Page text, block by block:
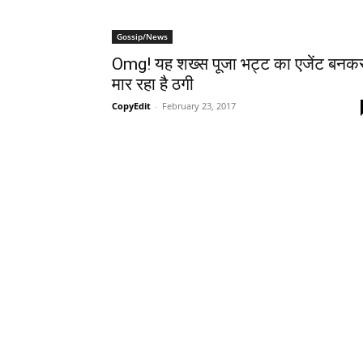
Gossip/News
Omg! यह शख्‍स पूजा भट्ट का एजेंट
मार रहा है ठगी
CopyEdit - February 23, 2017